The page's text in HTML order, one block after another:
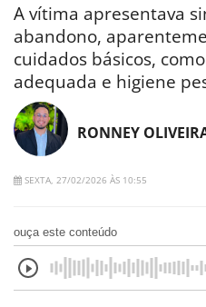
A vítima apresentava
abandono,
cuidados básicos,
adequada e higiene
RONNEY
SEXTA, 27/02/2026 ÀS 10:55
ouça este conteúdo